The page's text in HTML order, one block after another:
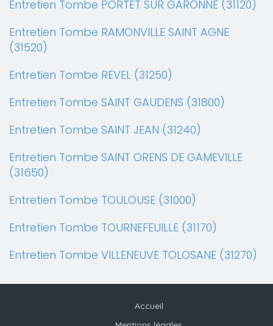
Entretien Tombe PORTET SUR GARONNE (31120)
Entretien Tombe RAMONVILLE SAINT AGNE
(31520)
Entretien Tombe REVEL (31250)
Entretien Tombe SAINT GAUDENS (31800)
Entretien Tombe SAINT JEAN (31240)
Entretien Tombe SAINT ORENS DE GAMEVILLE
(31650)
Entretien Tombe TOULOUSE (31000)
Entretien Tombe TOURNEFEUILLE (31170)
Entretien Tombe VILLENEUVE TOLOSANE (31270)
Accueil